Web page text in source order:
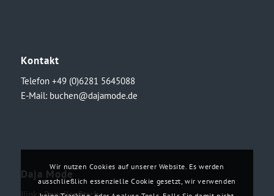
Kontakt
Telefon +49 (0)6281 5645088
E-Mail: buchen@dajamode.de
Daja Mode
Wir nutzen Cookies auf unserer Website. Es werden
ausschließlich essenzielle Cookie gesetzt, wir verwenden